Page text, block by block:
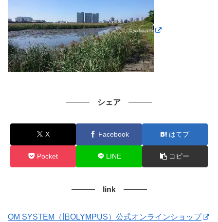
シェア
X Facebook はてブ
Pocket LINE コピー
link
OM SYSTEM（旧OLYMPUS）公式オンラインショップ